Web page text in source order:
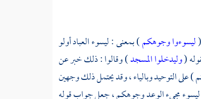
(ليسوءوا وجوهكم) بمعنى : ليسوء العباد أولو
(وليدخلوا المسجد) وقالوا : ذلك خبر عن
على التوحيد وبالياء ، وقد يحتمل ذلك وجهين